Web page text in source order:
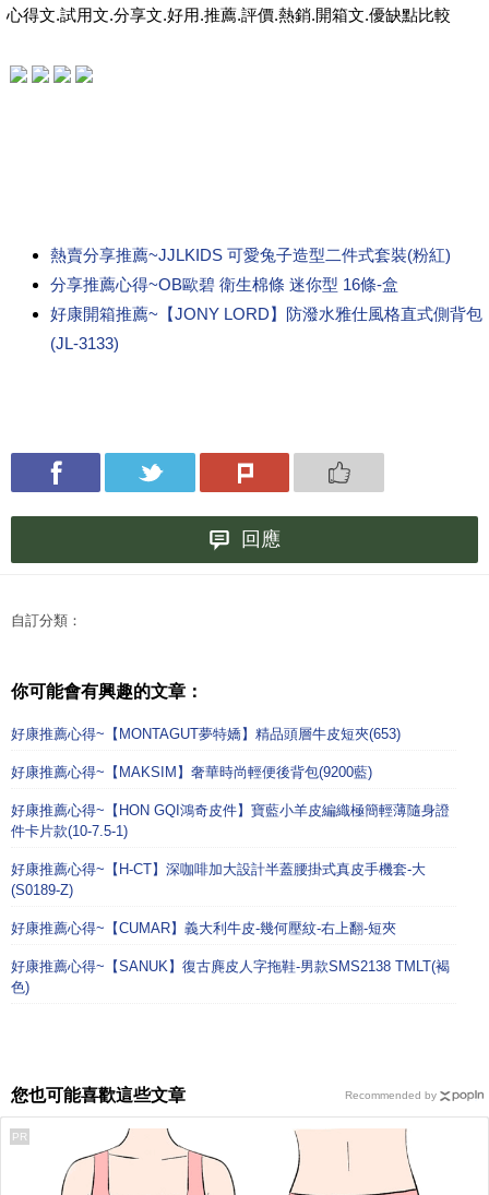
心得文.試用文.分享文.好用.推薦.評價.熱銷.開箱文.優缺點比較
熱賣分享推薦~JJLKIDS 可愛兔子造型二件式套裝(粉紅)
分享推薦心得~OB歐碧 衛生棉條 迷你型 16條-盒
好康開箱推薦~【JONY LORD】防潑水雅仕風格直式側背包
(JL-3133)
回應
自訂分類：
你可能會有興趣的文章：
好康推薦心得~【MONTAGUT夢特嬌】精品頭層牛皮短夾(653)
好康推薦心得~【MAKSIM】奢華時尚輕便後背包(9200藍)
好康推薦心得~【HON GQI鴻奇皮件】寶藍小羊皮編織極簡輕薄隨身證
件卡片款(10-7.5-1)
好康推薦心得~【H-CT】深咖啡加大設計半蓋腰掛式真皮手機套-大
(S0189-Z)
好康推薦心得~【CUMAR】義大利牛皮-幾何壓紋-右上翻-短夾
好康推薦心得~【SANUK】復古麂皮人字拖鞋-男款SMS2138 TMLT(褐
色)
您也可能喜歡這些文章
PR
Recommended by